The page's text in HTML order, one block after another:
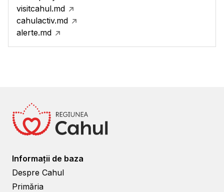
visitcahul.md
cahulactiv.md
alerte.md
Informații de baza
Despre Cahul
Primăria